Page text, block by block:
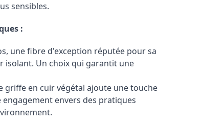
sensibles.
:
une fibre d'exception réputée pour sa
isolant. Un choix qui garantit une
griffe en cuir végétal ajoute une touche
envers des pratiques